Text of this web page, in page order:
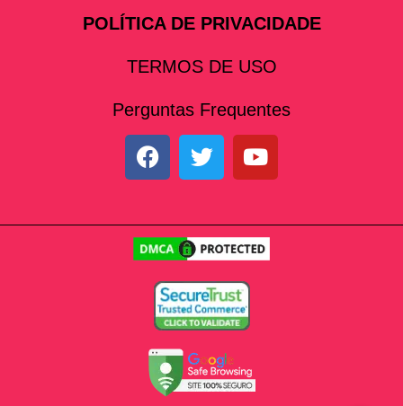
POLÍTICA DE PRIVACIDADE
TERMOS DE USO
Perguntas Frequentes